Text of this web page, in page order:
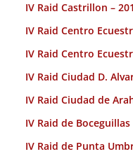
IV Raid Castrillon –
IV Raid Centro
IV Raid Centro
IV Raid Ciudad D.
IV Raid Ciudad de
IV Raid de Boceguillas
IV Raid de Punta